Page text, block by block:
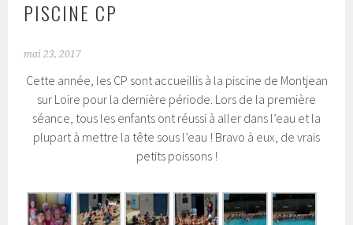
PISCINE CP
mai 23, 2017
Cette année, les CP sont accueillis à la piscine de Montjean
sur Loire pour la dernière période. Lors de la première
séance, tous les enfants ont réussi à aller dans l’eau et la
plupart à mettre la tête sous l’eau ! Bravo à eux, de vrais
petits poissons !